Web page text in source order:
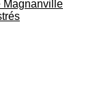
Magnanville